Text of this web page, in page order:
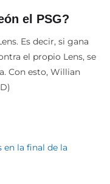
el PSG?
Es decir, si gana
el propio Lens, se
Con esto, Willian
en la final de la